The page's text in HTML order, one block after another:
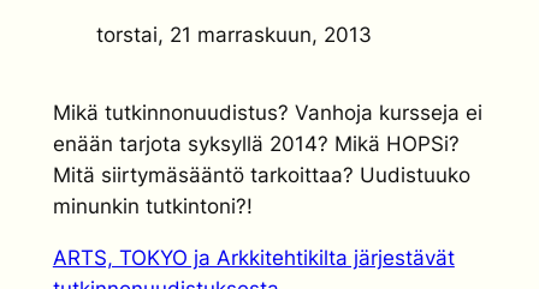
torstai, 21 marraskuun, 2013
Mikä tutkinnonuudistus? Vanhoja kursseja ei
enään tarjota syksyllä 2014? Mikä HOPSi?
Mitä siirtymäsääntö tarkoittaa? Uudistuuko
minunkin tutkintoni?!
ARTS, TOKYO ja Arkkitehtikilta järjestävät